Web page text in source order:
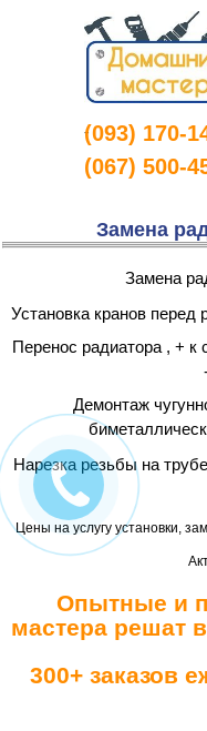
-
(093) 170-
(067) 500-
Замена
Замена
установка кранов
перенос радиатора , +
демонтаж чугунного/стального/алюминиевого/
Нарезка резьбы на
Цены на услугу установки,
Опытные и
мастера решат
300+ заказов